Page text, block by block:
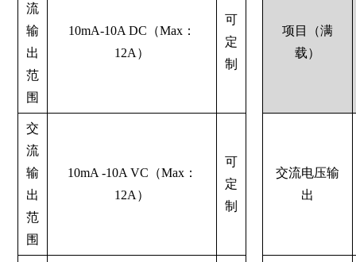
流
输
出
范
围
10mA-10A DC（Max：
12A）
可
定
制
项目（满
载）
交
流
输
出
范
围
10mA -10A VC（Max：
12A）
可
定
制
交流电压输
出